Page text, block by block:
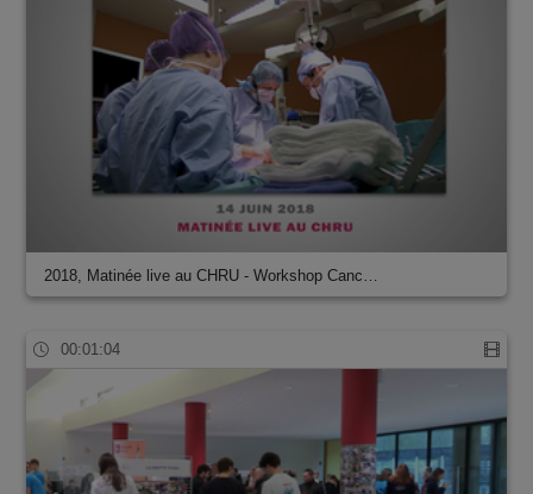
2018, Matinée live au CHRU - Workshop Canc…
00:01:04